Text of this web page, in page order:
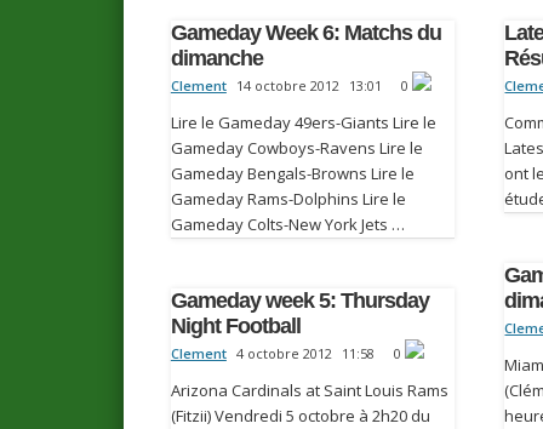
Gameday Week 6: Matchs du
dimanche
Clement 14 octobre 2012 13:01 0
Lire le Gameday 49ers-Giants Lire le
Gameday Cowboys-Ravens Lire le
Gameday Bengals-Browns Lire le
Gameday Rams-Dolphins Lire le
Gameday Colts-New York Jets …
ont
Gameday week 5: Thursday
Night Football
Clement 4 octobre 2012 11:58 0
Arizona Cardinals at Saint Louis Rams
(Fitzii) Vendredi 5 octobre à 2h20 du